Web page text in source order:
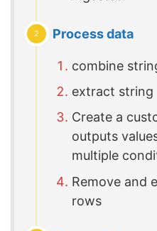
Process data
combine
extract string
Create a
outputs
multiple
Remove and
rows